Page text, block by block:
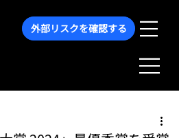
外部リスクを確認する